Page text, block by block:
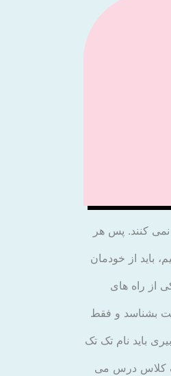
کنند. پس هر
باید از خودمان
از راه های
بشناسد و فقط
باید نام تک تک
یک کلاس درس می